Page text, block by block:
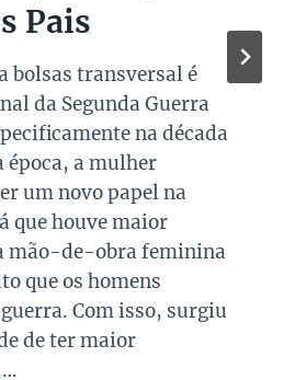
Pais
bolsas transversal é
da Segunda Guerra
na década
época, a mulher
um novo papel na
que houve maior
mão-de-obra feminina
que os homens
Com isso, surgiu
de ter maior